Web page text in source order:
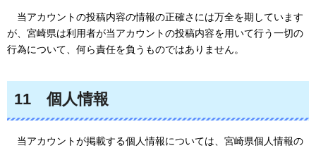
当アカウントの投稿内容の情報の正確さには万全を期しています
が、宮崎県は利用者が当アカウントの投稿内容を用いて行う一切の
行為について、何ら責任を負うものではありません。
11 個人情報
当アカウントが掲載する個人情報については、宮崎県個人情報の